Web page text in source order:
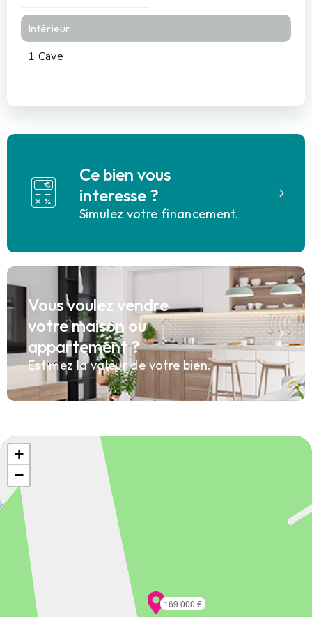
Intérieur
1 Cave
Ce bien vous
interesse ?
Simulez votre financement.
Vous voulez vendre
votre maison ou
appartement ?
Estimez la valeur de votre bien.
169 000 €
+
−